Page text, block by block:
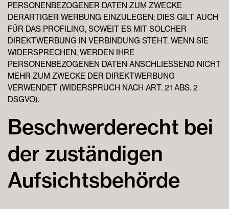
PERSONENBEZOGENER DATEN ZUM ZWECKE
DERARTIGER WERBUNG EINZULEGEN; DIES GILT AUCH
FÜR DAS PROFILING, SOWEIT ES MIT SOLCHER
DIREKTWERBUNG IN VERBINDUNG STEHT. WENN SIE
WIDERSPRECHEN, WERDEN IHRE
PERSONENBEZOGENEN DATEN ANSCHLIESSEND NICHT
MEHR ZUM ZWECKE DER DIREKTWERBUNG
VERWENDET (WIDERSPRUCH NACH ART. 21 ABS. 2
DSGVO).
Beschwerde­recht bei
der zuständigen
Aufsichts­behörde